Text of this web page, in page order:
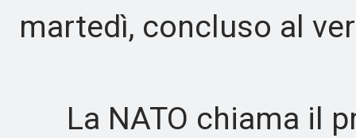
martedì, concluso al
La NATO chiama il